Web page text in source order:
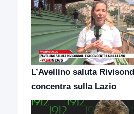
L’Avellino saluta
concentra sulla Lazio